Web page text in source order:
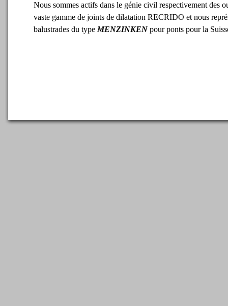
Nous sommes actifs dans le génie civil respectivement des
vaste gamme de joints de dilatation RECRIDO et nous
balustrades du type MENZINKEN pour ponts pour la